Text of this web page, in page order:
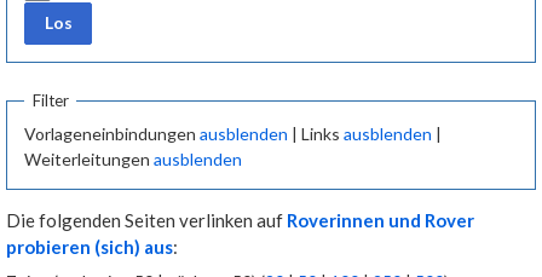
Bucket List der Roverstufe
Methoden
Einführung in die Methoden
Methodenkoffer Wahlen
Filter
Vorlageneinbindungen ausblenden | Links ausblenden |
Weiterleitungen ausblenden
Die folgenden Seiten verlinken auf Roverinnen und Rover
probieren (sich) aus: